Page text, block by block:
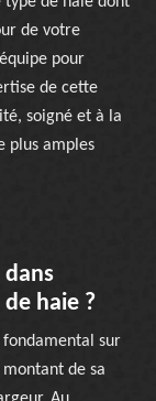
de votre
pour
de cette
soigné et à la
plus amples
dans
haie ?
fondamental sur
de sa